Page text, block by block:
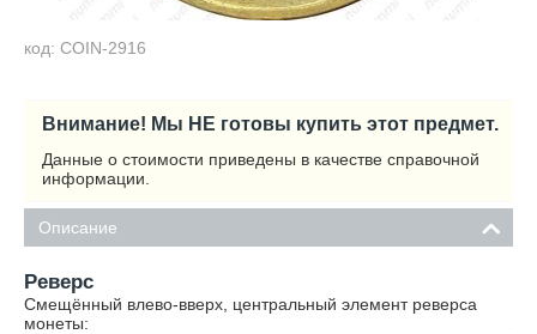
код: COIN-2916
Внимание! Мы НЕ готовы купить этот предмет.
Данные о стоимости приведены в качестве справочной
информации.
Описание
Реверс
Смещённый влево-вверх, центральный элемент реверса
монеты: